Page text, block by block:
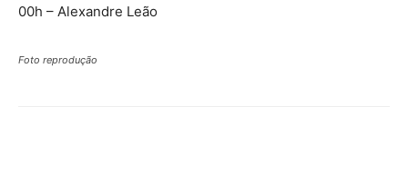
00h – Alexandre Leão
Foto reprodução